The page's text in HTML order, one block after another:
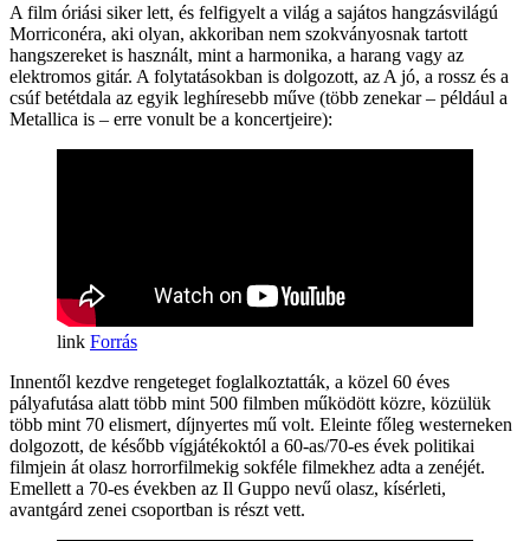
A film óriási siker lett, és felfigyelt a világ a sajátos hangzásvilágú
Morriconéra, aki olyan, akkoriban nem szokványosnak tartott
hangszereket is használt, mint a harmonika, a harang vagy az
elektromos gitár. A folytatásokban is dolgozott, az A jó, a rossz és a
csúf betétdala az egyik leghíresebb műve (több zenekar – például a
Metallica is – erre vonult be a koncertjeire):
Forrás
Innentől kezdve rengeteget foglalkoztatták, a közel 60 éves
pályafutása alatt több mint 500 filmben működött közre, közülük
több mint 70 elismert, díjnyertes mű volt. Eleinte főleg westerneken
dolgozott, de később vígjátékoktól a 60-as/70-es évek politikai
filmjein át olasz horrorfilmekig sokféle filmekhez adta a zenéjét.
Emellett a 70-es években az Il Guppo nevű olasz, kísérleti,
avantgárd zenei csoportban is részt vett.